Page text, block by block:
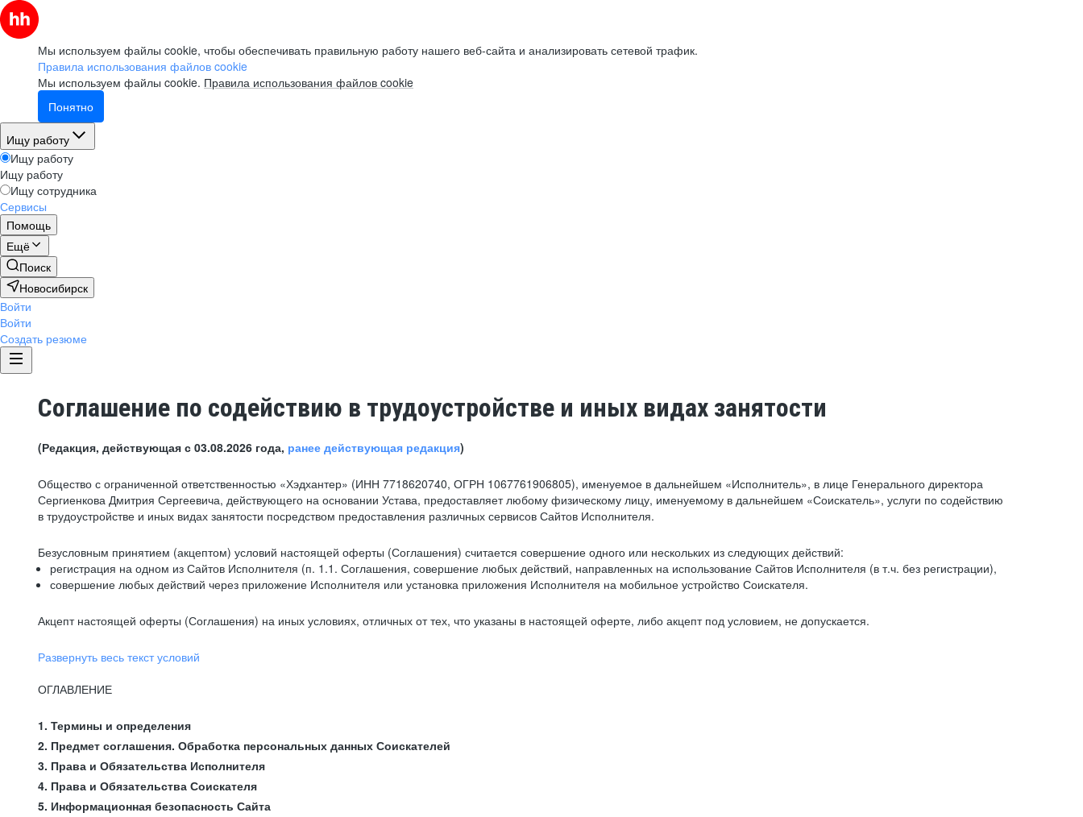
Мы используем файлы cookie, чтобы обеспечивать правильную работу нашего веб-сайта и анализировать сетевой трафик.
Правила использования файлов cookie
Мы используем файлы cookie. Правила использования файлов cookie
Понятно
Ищу работу
Ищу работу
Ищу работу
Ищу сотрудника
Сервисы
Помощь
Ещё
Поиск
Новосибирск
Войти
Войти
Создать резюме
Соглашение по содействию в трудоустройстве и иных видах занятости
(Редакция, действующая с 03.08.2026 года, ранее действующая редакция)
Общество с ограниченной ответственностью «Хэдхантер» (ИНН 7718620740, ОГРН 1067761906805), именуемое в дальнейшем «Исполнитель», в лице Генерального директора
Сергиенкова Дмитрия Сергеевича, действующего на основании Устава, предоставляет любому физическому лицу, именуемому в дальнейшем «Соискатель», услуги по содействию
в трудоустройстве и иных видах занятости посредством предоставления различных сервисов Сайтов Исполнителя.
Безусловным принятием (акцептом) условий настоящей оферты (Соглашения) считается совершение одного или нескольких из следующих действий:
регистрация на одном из Сайтов Исполнителя (п. 1.1. Соглашения, совершение любых действий, направленных на использование Сайтов Исполнителя (в т.ч. без регистрации),
совершение любых действий через приложение Исполнителя или установка приложения Исполнителя на мобильное устройство Соискателя.
Акцепт настоящей оферты (Соглашения) на иных условиях, отличных от тех, что указаны в настоящей оферте, либо акцепт под условием, не допускается.
Развернуть весь текст условий
ОГЛАВЛЕНИЕ
1. Термины и определения
2. Предмет соглашения. Обработка персональных данных Соискателей
3. Права и Обязательства Исполнителя
4. Права и Обязательства Соискателя
5. Информационная безопасность Сайта